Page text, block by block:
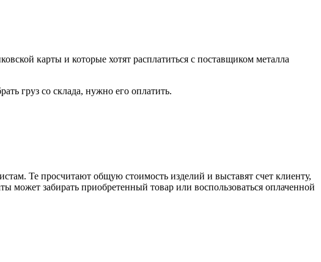
карты и которые хотят расплатиться с поставщиком металла
груз со склада, нужно его оплатить.
Те просчитают общую стоимость изделий и выставят счет клиенту,
может забирать приобретенный товар или воспользоваться оплаченной